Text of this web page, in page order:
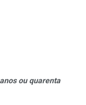
ou quarenta